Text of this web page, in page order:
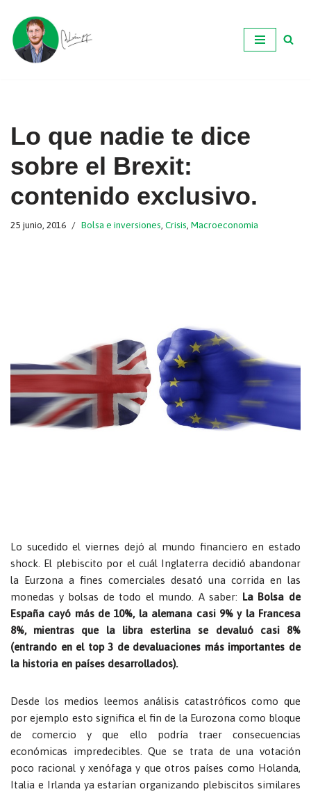
Ir
al
Lo que nadie te dice
sobre el Brexit:
contenido exclusivo.
25 junio, 2016 Bolsa e inversiones Crisis Macroeconomia
Lo sucedido el viernes dejó al mundo financiero en estado
shock. El plebiscito por el cuál Inglaterra decidió abandonar
la Eurzona a fines comerciales desató una corrida en las
monedas y bolsas de todo el mundo. A saber: La Bolsa de
España cayó más de 10%, la alemana casi 9% y la Francesa
8%, mientras que la libra esterlina se devaluó casi 8%
(entrando en el top 3 de devaluaciones más importantes de
la historia en países desarrollados).
Desde los medios leemos análisis catastróficos como que
por ejemplo esto significa el fin de la Eurozona como bloque
de comercio y que ello podría traer consecuencias
económicas impredecibles. Que se trata de una votación
poco racional y xenófaga y que otros países como Holanda,
Italia e Irlanda ya estarían organizando plebiscitos similares